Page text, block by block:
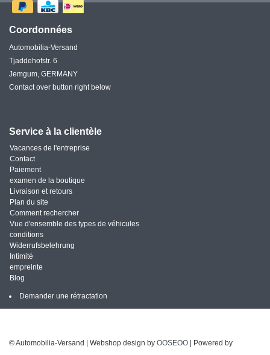
Coordonnées
Automobilia-Versand
Tjaddehofstr. 6
Jemgum, GERMANY
Contact over button right below
Service à la clientèle
Vacances de l'entreprise
Contact
Paiement
examen de la boutique
Livraison et retours
Plan du site
Comment rechercher
Vue d'ensemble des types de véhicules
conditions
Widerrufsbelehrung
Intimité
empreinte
Blog
Demander une rétractation
© Automobilia-Versand | Webshop design by OOSEOO | Powered by